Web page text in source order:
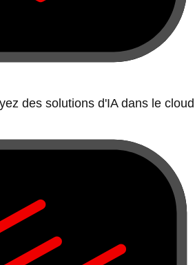
des solutions d'IA dans le cloud